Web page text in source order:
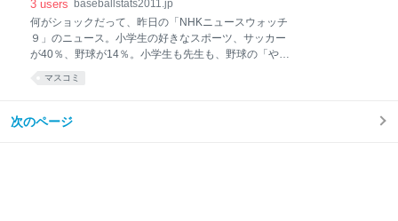
績だけでなく、そのわがままぶりに頭を抱えてきた中
西投手コーチら首脳陣の不満もあった」と報じた。 他
球団のスコアラーの「今年のメッセンジャーは力を抜
きながら投げている。（中略）イニング、試合数を投
た。 マ
3 users baseballstats2011.jp
何がショックだって、昨日の「NHKニュースウォッチ
９」のニュース。小学生の好きなスポーツ、サッカー
が40％、野球が14％。小学生も先生も、野球の「や」
こをした。 カサやほうきやモップをバットに見立て、
マスコミ
次のページ